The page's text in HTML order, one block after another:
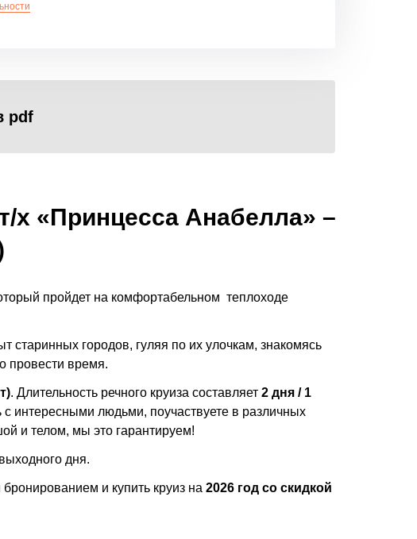
pdf
х «Принцесса Анабелла» –
пройдет на комфортабельном теплоходе
старинных городов, гуляя по их улочкам, знакомясь
провести время.
. Длительность речного круиза составляет 2 дня / 1
с интересными людьми, поучаствуете в различных
и телом, мы это гарантируем!
дня.
и купить круиз на 2026 год со скидкой